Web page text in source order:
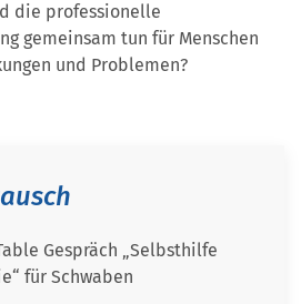
die professionelle
gemeinsam tun für Menschen
und Problemen?
Gespräch „Selbsthilfe
für Schwaben